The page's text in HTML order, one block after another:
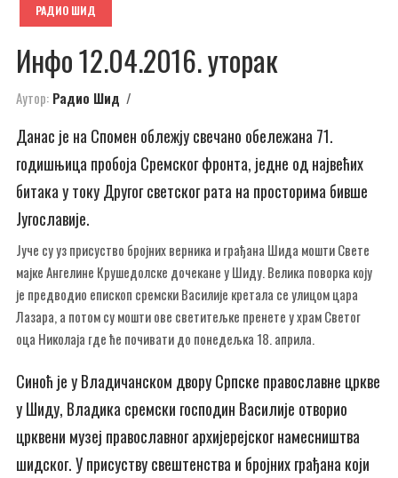
РАДИО ШИД
Инфо 12.04.2016. уторак
Аутор: Радио Шид
Данас је на Спомен облежју свечано обележана 71.
годишњица пробоја Сремског фронта, једне од највећих
битака у току Другог светског рата на просторима бивше
Југославије.
Јуче су уз присуство бројних верника и грађана Шида мошти Свете
мајке Ангелине Крушедолске дочекане у Шиду. Велика поворка коју
је предводио епископ сремски Василије кретала се улицом цара
Лазара, а потом су мошти ове светитељке пренете у храм Светог
оца Николаја где ће почивати до понедељка 18. априла.
Синоћ је у Владичанском двору Српске православне цркве
у Шиду, Владика сремски господин Василије отворио
црквени музеј православног архијерејског намесништва
шидског. У присуству свештенства и бројних грађана који